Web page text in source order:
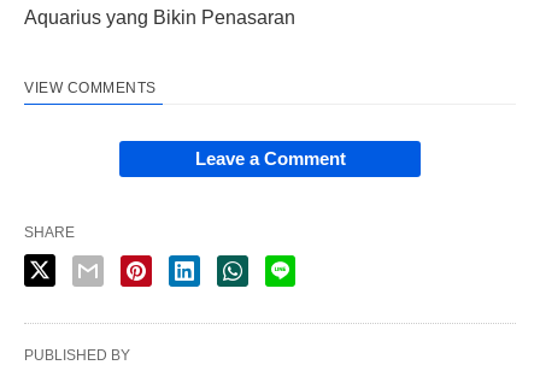
Aquarius yang Bikin Penasaran
VIEW COMMENTS
Leave a Comment
SHARE
PUBLISHED BY